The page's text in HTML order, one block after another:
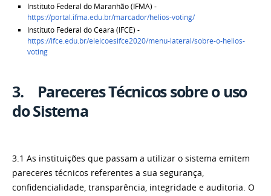
Instituto Federal do Maranhão (IFMA) -
https://portal.ifma.edu.br/marcador/helios-voting/
Instituto Federal do Ceara (IFCE) -
https://ifce.edu.br/eleicoesifce2020/menu-lateral/sobre-o-helios-
voting
3. Pareceres Técnicos sobre o uso
do Sistema
3.1 As instituições que passam a utilizar o sistema emitem
pareceres técnicos referentes a sua segurança,
confidencialidade, transparência, integridade e auditoria. O